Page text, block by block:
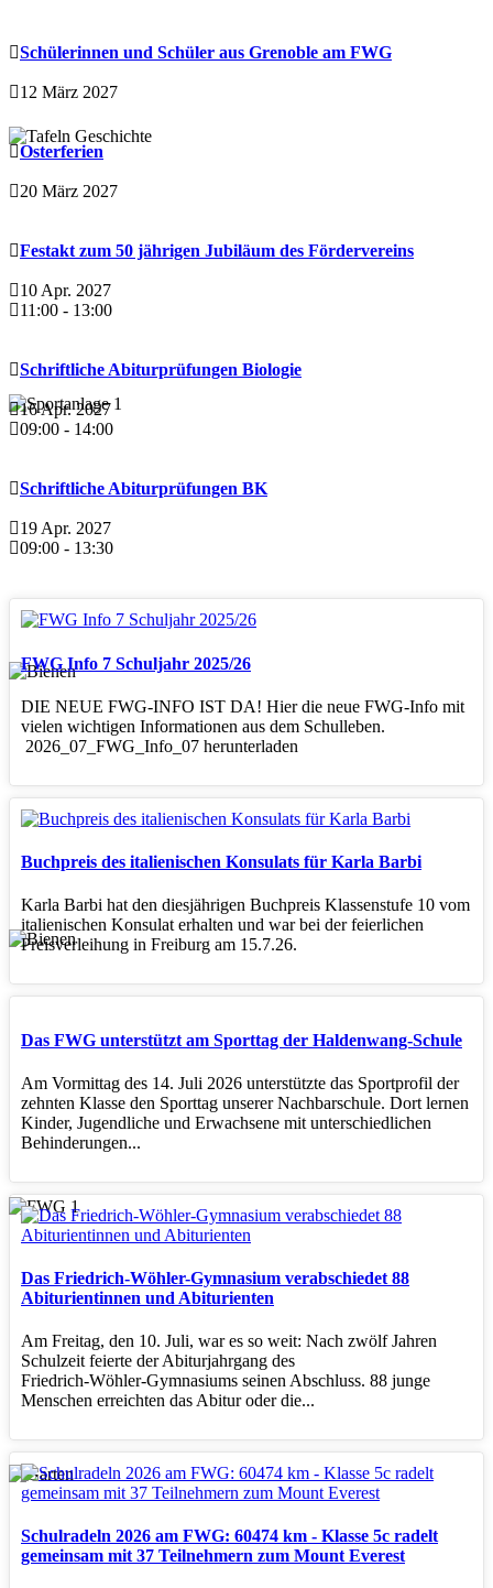
Schülerinnen und Schüler aus Grenoble am FWG
12 März 2027
Osterferien
20 März 2027
Festakt zum 50 jährigen Jubiläum des Fördervereins
10 Apr. 2027
11:00 - 13:00
Schriftliche Abiturprüfungen Biologie
16 Apr. 2027
09:00 - 14:00
Schriftliche Abiturprüfungen BK
19 Apr. 2027
09:00 - 13:30
FWG Info 7 Schuljahr 2025/26
DIE NEUE FWG-INFO IST DA! Hier die neue FWG-Info mit
vielen wichtigen Informationen aus dem Schulleben.
2026_07_FWG_Info_07 herunterladen
Buchpreis des italienischen Konsulats für Karla Barbi
Karla Barbi hat den diesjährigen Buchpreis Klassenstufe 10 vom
italienischen Konsulat erhalten und war bei der feierlichen
Preisverleihung in Freiburg am 15.7.26.
Das FWG unterstützt am Sporttag der Haldenwang-Schule
Am Vormittag des 14. Juli 2026 unterstützte das Sportprofil der
zehnten Klasse den Sporttag unserer Nachbarschule. Dort lernen
Kinder, Jugendliche und Erwachsene mit unterschiedlichen
Behinderungen...
Das Friedrich-Wöhler-Gymnasium verabschiedet 88
Abiturientinnen und Abiturienten
Am Freitag, den 10. Juli, war es so weit: Nach zwölf Jahren
Schulzeit feierte der Abiturjahrgang des
Friedrich‑Wöhler‑Gymnasiums seinen Abschluss. 88 junge
Menschen erreichten das Abitur oder die...
Schulradeln 2026 am FWG: 60474 km - Klasse 5c radelt
gemeinsam mit 37 Teilnehmern zum Mount Everest